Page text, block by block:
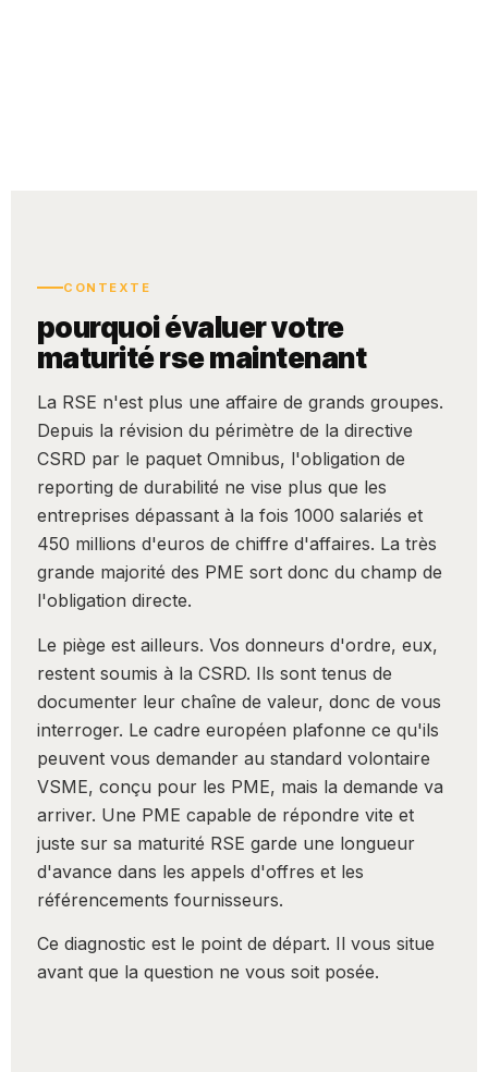
CONTEXTE
pourquoi évaluer votre
maturité rse maintenant
La RSE n'est plus une affaire de grands groupes.
Depuis la révision du périmètre de la directive
CSRD par le paquet Omnibus, l'obligation de
reporting de durabilité ne vise plus que les
entreprises dépassant à la fois 1000 salariés et
450 millions d'euros de chiffre d'affaires. La très
grande majorité des PME sort donc du champ de
l'obligation directe.
Le piège est ailleurs. Vos donneurs d'ordre, eux,
restent soumis à la CSRD. Ils sont tenus de
documenter leur chaîne de valeur, donc de vous
interroger. Le cadre européen plafonne ce qu'ils
peuvent vous demander au standard volontaire
VSME, conçu pour les PME, mais la demande va
arriver. Une PME capable de répondre vite et
juste sur sa maturité RSE garde une longueur
d'avance dans les appels d'offres et les
référencements fournisseurs.
Ce diagnostic est le point de départ. Il vous situe
avant que la question ne vous soit posée.